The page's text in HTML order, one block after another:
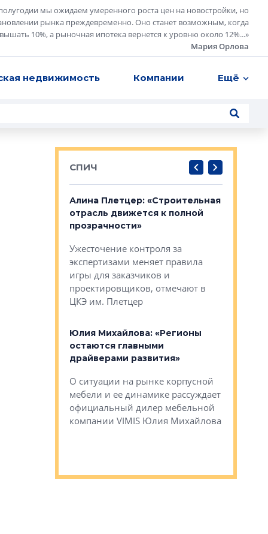
мы ожидаем умеренного роста цен на новостройки, но
рынка преждевременно. Оно станет возможным, когда
10%, а рыночная ипотека вернется к уровню около 12%...»
Мария Орлова
недвижимость Компании Ещё
СПИЧ
поводом
в УК
Алина Плетцер: «Строительная
отрасль движется к полной
прозрачности»
Ужесточение контроля за
экспертизами меняет правила
игры для заказчиков и
проектировщиков, отмечают в
ЦКЭ им. Плетцер
Юлия Михайлова: «Регионы
остаются главными
драйверами развития»
О ситуации на рынке корпусной
мебели и ее динамике рассуждает
официальный дилер мебельной
компании VIMIS Юлия Михайлова